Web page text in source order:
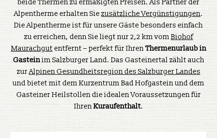
beide Thermen zu ermäßigten Preisen. Als Partner der
Alpentherme erhalten Sie zusätzliche Vergünstigungen.
Die Alpentherme ist für unsere Gäste besonders einfach
zu erreichen, denn Sie liegt nur 2,2 km vom Biohof
Maurachgut entfernt – perfekt für IhrenThermenurlaub in
Gasteinim Salzburger Land. Das Gasteinertal zählt auch
zurAlpinen Gesundheitsregion des Salzburger Landes
und bietet mit dem Kurzentrum Bad Hofgastein und dem
Gasteiner Heilstollen die idealen Voraussetzungen für
IhrenKuraufenthalt.